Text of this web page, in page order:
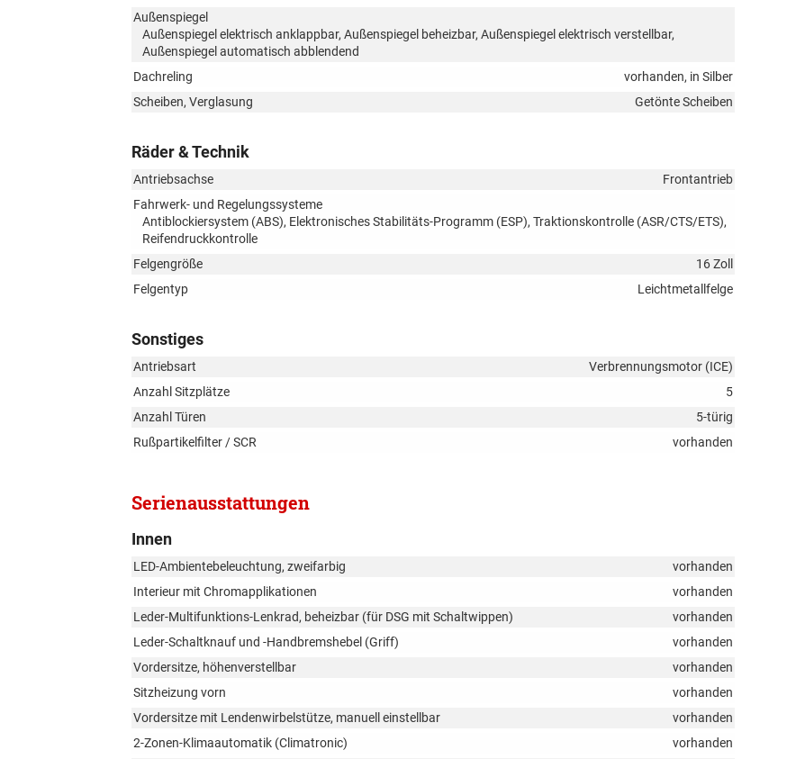
Außenspiegel
Außenspiegel elektrisch anklappbar, Außenspiegel beheizbar, Außenspiegel elektrisch verstellbar,
Außenspiegel automatisch abblendend
Dachreling
vorhanden, in Silber
Scheiben, Verglasung
Getönte Scheiben
Räder & Technik
Antriebsachse
Frontantrieb
Fahrwerk- und Regelungssysteme
Antiblockiersystem (ABS), Elektronisches Stabilitäts-Programm (ESP), Traktionskontrolle (ASR/CTS/ETS),
Reifendruckkontrolle
Felgengröße
16 Zoll
Felgentyp
Leichtmetallfelge
Sonstiges
Antriebsart
Verbrennungsmotor (ICE)
Anzahl Sitzplätze
5
Anzahl Türen
5-türig
Rußpartikelfilter / SCR
vorhanden
Serienausstattungen
Innen
LED-Ambientebeleuchtung, zweifarbig
vorhanden
Interieur mit Chromapplikationen
vorhanden
Leder-Multifunktions-Lenkrad, beheizbar (für DSG mit Schaltwippen)
vorhanden
Leder-Schaltknauf und -Handbremshebel (Griff)
vorhanden
Vordersitze, höhenverstellbar
vorhanden
Sitzheizung vorn
vorhanden
Vordersitze mit Lendenwirbelstütze, manuell einstellbar
vorhanden
2-Zonen-Klimaautomatik (Climatronic)
vorhanden